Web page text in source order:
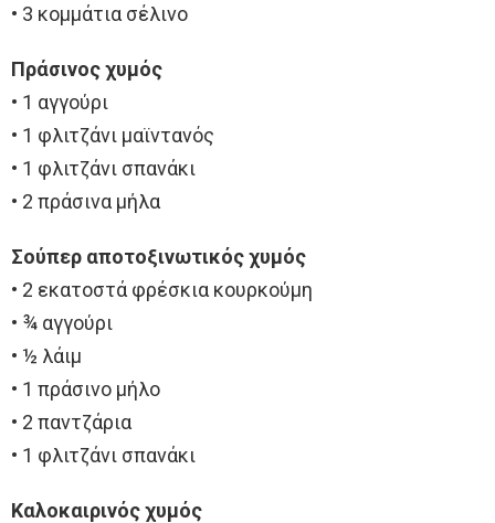
• 3 κομμάτια σέλινο
Πράσινος χυμός
• 1 αγγούρι
• 1 φλιτζάνι μαϊντανός
• 1 φλιτζάνι σπανάκι
• 2 πράσινα μήλα
Σούπερ αποτοξινωτικός χυμός
• 2 εκατοστά φρέσκια κουρκούμη
• ¾ αγγούρι
• ½ λάιμ
• 1 πράσινο μήλο
• 2 παντζάρια
• 1 φλιτζάνι σπανάκι
Καλοκαιρινός χυμός